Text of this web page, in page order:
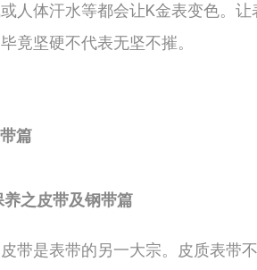
人体汗水等都会让K金表变色。
竟坚硬不代表无坚不摧。
篇
是表带的另一大宗。皮质表带不